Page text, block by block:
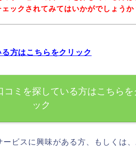
ックされてみてはいかがでしょうか
方はこちらをクリック
コミを探している方はこちらを
ック
ビスに興味がある方、もしくは